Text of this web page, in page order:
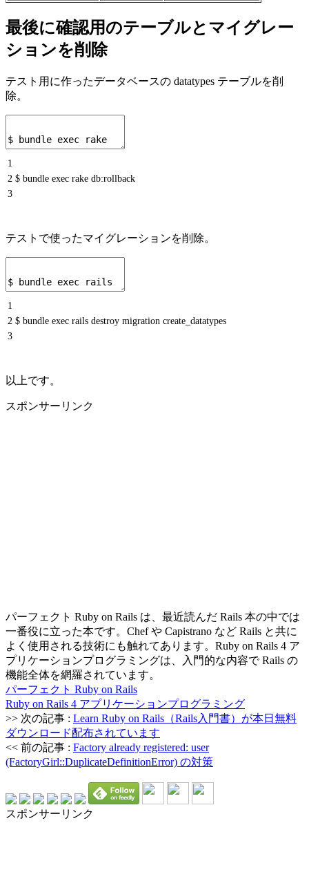
最後に確認用のテーブルとマイグレー
ションを削除
テスト用に作ったデータベースの datatypes テーブルを削
除。
1
2
3
$ bundle exec rake db:rollback
テストで使ったマイグレーションを削除。
1
2
3
$ bundle exec rails destroy migration create_datatypes
以上です。
スポンサーリンク
パーフェクト Ruby on Rails は、最近読んだ Rails 本の中では
一番役に立った本です。Chef や Capistrano など Rails と共に
よく使用される技術にも触れてあります。Ruby on Rails 4 ア
プリケーションプログラミングは、入門的な内容で Rails の
機能全体を網羅されています。
パーフェクト Ruby on Rails
Ruby on Rails 4 アプリケーションプログラミング
>> 次の記事 : Learn Ruby on Rails（Rails入門書）が本日無料
ダウンロード配布されています
<< 前の記事 : Factory already registered: user
(FactoryGirl::DuplicateDefinitionError) の対策
スポンサーリンク